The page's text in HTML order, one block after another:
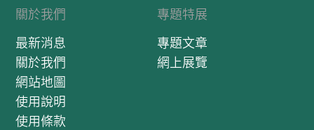
關於我們
最新消息
關於我們
網站地圖
使用說明
使用條款
專題特展
專題文章
網上展覽